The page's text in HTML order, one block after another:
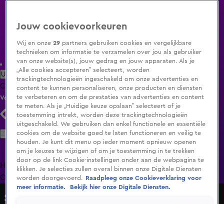
Uitzending Gemist Populaire programma's Zenders Genres
ClipsFilmsRadioSmart TV inlogShop
Volg KIJK
Zoeken
HomeUitzending Gemist Programma's De Bondgenoten
OranjezomerLivestreamsShop
Shownieuws
Jouw cookievoorkeuren
Wij en onze29 partners gebruiken cookies en vergelijkbare
technieken om informatie te verzamelen over jou als gebruiker
van onze website(s), jouw gedrag en jouw apparaten. Als je
„Alle cookies accepteren” selecteert, worden
trackingtechnologieën ingeschakeld om onze advertenties en
content te kunnen personaliseren, onze producten en diensten
te verbeteren en om de prestaties van advertenties en content
te meten. Als je „Huidige keuze opslaan” selecteert of je
toestemming intrekt, worden deze trackingtechnologieën
uitgeschakeld. We gebruiken dan enkel functionele en essentiële
cookies om de website goed te laten functioneren en veilig te
houden. Je kunt dit menu op ieder moment opnieuw openen
om je keuzes te wijzigen of om je toestemming in te trekken
door op de link Cookie-instellingen onder aan de webpagina te
klikken. Je selecties zullen overal binnen onze Digitale Diensten
worden doorgevoerd.
Raadpleeg onze Cookieverklaring voor
meer informatie.
Bekijk hier onze Digitale Diensten.